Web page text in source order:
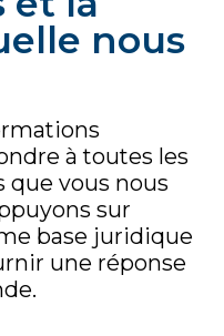
nous
à toutes les
que vous nous
sur
base juridique
une réponse